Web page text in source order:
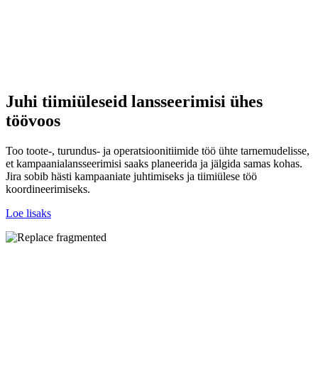
Juhi tiimiüleseid lansseerimisi ühes
töövoos
Too toote-, turundus- ja operatsioonitiimide töö ühte tarnemudelisse,
et kampaanialansseerimisi saaks planeerida ja jälgida samas kohas.
Jira sobib hästi kampaaniate juhtimiseks ja tiimiülese töö
koordineerimiseks.
Loe lisaks